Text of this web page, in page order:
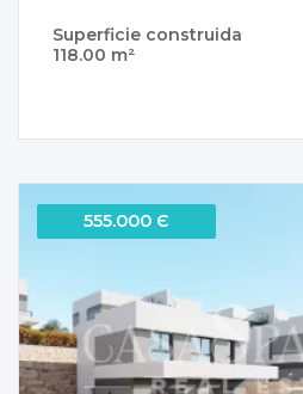
Superficie construida
118.00 m²
555.000 Є